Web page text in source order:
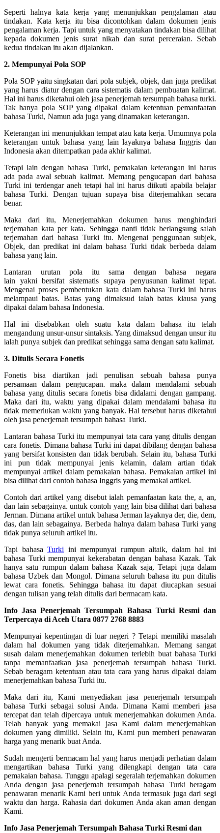
Seperti halnya kata kerja yang menunjukkan pengalaman atau
tindakan. Kata kerja itu bisa dicontohkan dalam dokumen jenis
pengalaman kerja. Tapi untuk yang menyatakan tindakan bisa dilihat
kepada dokumen jenis surat nikah dan surat perceraian. Sebab
kedua tindakan itu akan dijalankan.
2. Mempunyai Pola SOP
Pola SOP yaitu singkatan dari pola subjek, objek, dan juga predikat
yang harus diatur dengan cara sistematis dalam pembuatan kalimat.
Hal ini harus diketahui oleh jasa penerjemah tersumpah bahasa turki.
Tak hanya pola SOP yang dipakai dalam ketentuan pemanfaatan
bahasa Turki, Namun ada juga yang dinamakan keterangan.
Keterangan ini menunjukkan tempat atau kata kerja. Umumnya pola
keterangan untuk bahasa yang lain layaknya bahasa Inggris dan
Indonesia akan ditempatkan pada akhir kalimat.
Tetapi lain dengan bahasa Turki, pemakaian keterangan ini harus
ada pada awal sebuah kalimat. Memang pengucapan dari bahasa
Turki ini terdengar aneh tetapi hal ini harus diikuti apabila belajar
bahasa Turki. Dengan tujuan supaya bisa diterjemahkan secara
benar.
Maka dari itu, Menerjemahkan dokumen harus menghindari
terjemahan kata per kata. Sehingga nanti tidak berlangsung salah
terjemahan dari bahasa Turki itu. Mengenai penggunaan subjek,
Objek, dan predikat ini dalam bahasa Turki tidak berbeda dalam
bahasa yang lain.
Lantaran urutan pola itu sama dengan bahasa negara
lain yakni bersifat sistematis supaya penyusunan kalimat tepat.
Mengenai proses pembentukan kata dalam bahasa Turki ini harus
melampaui batas. Batas yang dimaksud ialah batas klausa yang
dipakai dalam bahasa Indonesia.
Hal ini disebabkan oleh suatu kata dalam bahasa itu telah
mengandung unsur-unsur sintaksis. Yang dimaksud dengan unsur itu
ialah punya subjek dan predikat sehingga sama dengan satu kalimat.
3. Ditulis Secara Fonetis
Fonetis bisa diartikan jadi penulisan sebuah bahasa punya
persamaan dalam pengucapan. maka dalam mendalami sebuah
bahasa yang ditulis secara fonetis bisa didalami dengan gampang.
Maka dari itu, waktu yang dipakai dalam mendalami bahasa itu
tidak memerlukan waktu yang banyak. Hal tersebut harus diketahui
oleh jasa penerjemah tersumpah bahasa Turki.
Lantaran bahasa Turki itu mempunyai tata cara yang ditulis dengan
cara fonetis. Dimana bahasa Turki ini dapat dibilang dengan bahasa
yang bersifat konsisten dan tidak berubah. Selain itu, bahasa Turki
ini pun tidak mempunyai jenis kelamin, dalam artian tidak
mempunyai artikel dalam pemakaian bahasa. Pemakaian artikel ini
bisa dilihat dari contoh bahasa Inggris yang memakai artikel.
Contoh dari artikel yang disebut ialah pemanfaatan kata the, a, an,
dan lain sebagainya. untuk contoh yang lain bisa dilihat dari bahasa
Jerman. Dimana artikel untuk bahasa Jerman layaknya der, die, dem,
das, dan lain sebagainya. Berbeda halnya dalam bahasa Turki yang
tidak punya seluruh artikel itu.
Tapi bahasaTurki ini mempunyai rumpun altaik, dalam hal ini
bahasa Turki mempunyai kekerabatan dengan bahasa Kazak. Tak
hanya satu rumpun dalam bahasa Kazak saja, Tetapi juga dalam
bahasa Uzbek dan Mongol. Dimana seluruh bahasa itu pun ditulis
lewat cara fonetis. Sehingga bahasa itu dapat diucapkan sesuai
dengan tulisan yang telah ditulis dari bermacam kata.
Info Jasa Penerjemah Tersumpah Bahasa Turki Resmi dan
Terpercaya di Aceh Utara 0877 2768 8883
Mempunyai kepentingan di luar negeri ? Tetapi memiliki masalah
dalam hal dokumen yang tidak diterjemahkan. Memang sangat
susah dalam menerjemahkan dokumen terlebih buat bahasa Turki
tanpa memanfaatkan jasa penerjemah tersumpah bahasa Turki.
Sebab beragam ketentuan atau tata cara yang harus dipakai dalam
menerjemahkan bahasa Turki itu.
Maka dari itu, Kami menyediakan jasa penerjemah tersumpah
bahasa Turki sebagai solusi Anda. Dimana Kami memberi jasa
tercepat dan telah dipercaya untuk menerjemahkan dokumen Anda.
Telah banyak yang memakai jasa Kami dalam menerjemahkan
dokumen yang dimiliki. Selain itu, Kami pun memberi penawaran
harga yang menarik buat Anda.
Sudah mengerti bermacam hal yang harus menjadi perhatian dalam
mengartikan bahasa Turki yang dilengkapi dengan tata cara
pemakaian bahasa. Tunggu apalagi segeralah terjemahkan dokumen
Anda dengan jasa penerjemah tersumpah bahasa Turki beragam
penawaran menarik Kami beri untuk Anda termasuk juga dari segi
waktu dan harga. Rahasia dari dokumen Anda akan aman dengan
Kami.
Info Jasa Penerjemah Tersumpah Bahasa Turki Resmi dan